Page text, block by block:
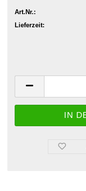
Art.Nr.:
Lieferzeit: